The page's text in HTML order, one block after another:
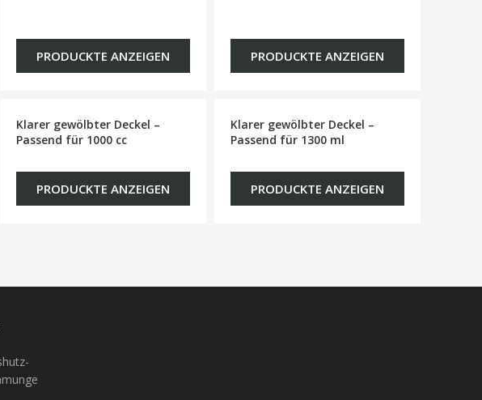
PRODUCKTE ANZEIGEN PRODUCKTE ANZEIGEN
Klarer gewölbter Deckel –
Passend für 1000 cc
PRODUCKTE ANZEIGEN
Klarer gewölbter Deckel –
Passend für 1300 ml
PRODUCKTE ANZEIGEN